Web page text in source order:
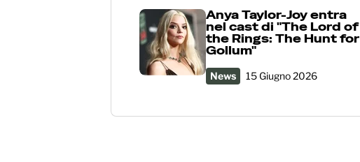
Anya Taylor-Joy entra
nel cast di "The Lord of
the Rings: The Hunt for
Gollum"
News 15 Giugno 2026